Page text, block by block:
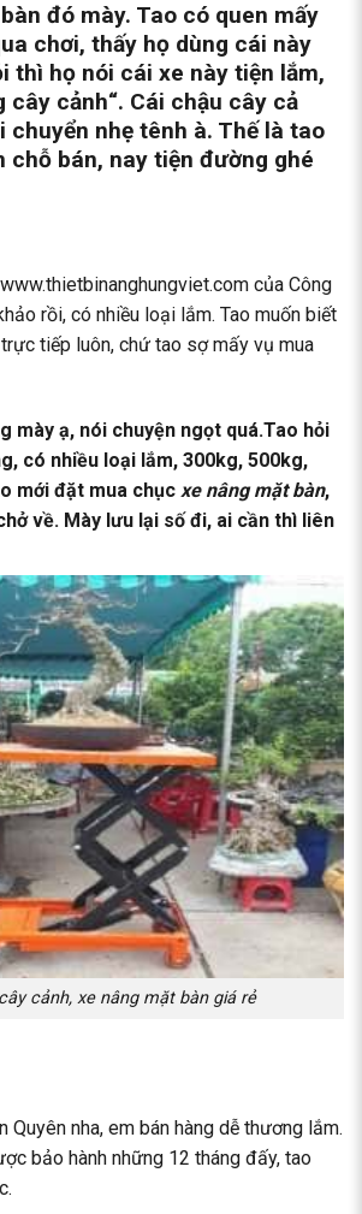
đó mày. Tao có quen mấy
chơi, thấy họ dùng cái này
thì họ nói cái xe này tiện lắm,
cây cảnh“. Cái chậu cây cả
chuyển nhẹ tênh à. Thế là tao
chỗ bán, nay tiện đường ghé
của Công
rồi, có nhiều loại lắm. Tao muốn biết
tiếp luôn, chứ tao sợ mấy vụ mua
mày ạ, nói chuyện ngọt quá.Tao hỏi
có nhiều loại lắm, 300kg, 500kg,
mới đặt mua chục xe nâng mặt bàn,
về. Mày lưu lại số đi, ai cần thì liên
cảnh, xe nâng mặt bàn giá rẻ
Quyên nha, em bán hàng dễ thương lắm.
bảo hành những 12 tháng đấy, tao